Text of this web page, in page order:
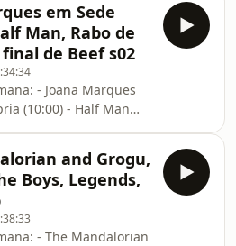
em Sede
Man, Rabo de
final de Beef s02
Marques
(10:00) - Half Man
and Grogu,
Boys, Legends,